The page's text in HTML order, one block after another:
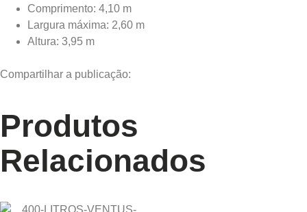
Comprimento: 4,10 m
Largura máxima: 2,60 m
Altura: 3,95 m
Compartilhar a publicação:
Produtos
Relacionados